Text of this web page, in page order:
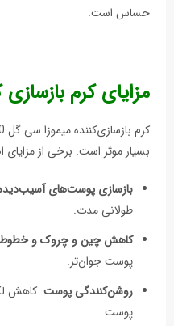
حساس است.
مزایای کرم بازسازی‌
بسیار موثر است. برخی از مزایای
بازسازی پوست‌های
طولانی مدت.
کاهش چین و چروک و خطوط
پوست جوان‌تر.
روشن‌کنندگی پوست: کاهش
پوست.